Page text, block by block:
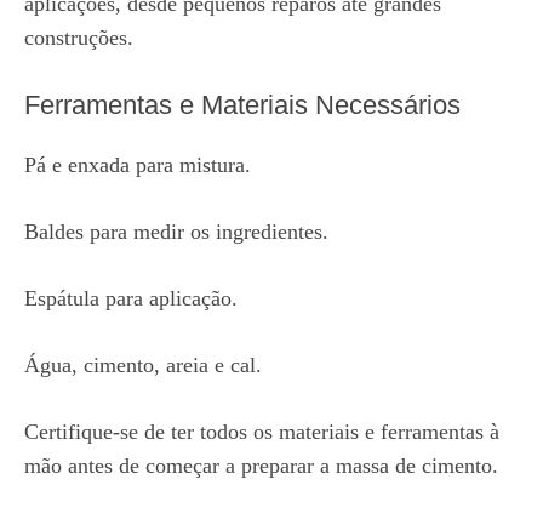
construções.
Ferramentas e Materiais Necessários
Pá e enxada para mistura.
Baldes para medir os ingredientes.
Espátula para aplicação.
Água, cimento, areia e cal.
Certifique-se de ter todos os materiais e ferramentas à
mão antes de começar a preparar a massa de cimento.